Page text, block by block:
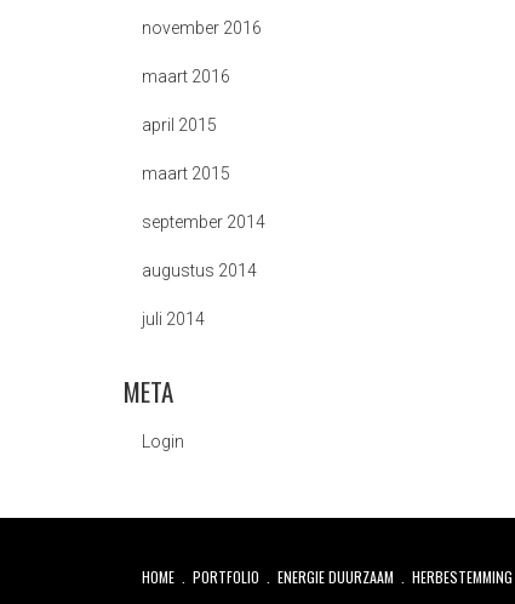
november 2016
maart 2016
april 2015
maart 2015
september 2014
augustus 2014
juli 2014
META
Login
HOME PORTFOLIO ENERGIE DUURZAAM HERBESTEMMING